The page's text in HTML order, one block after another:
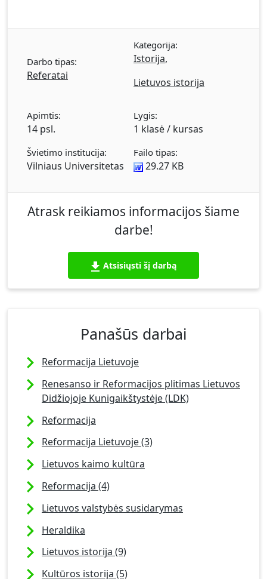
Darbo tipas:
Referatai
Kategorija:
Istorija,
Lietuvos istorija
Apimtis:
14 psl.
Lygis:
1 klasė / kursas
Švietimo institucija:
Vilniaus Universitetas
Failo tipas:
29.27 KB
Atrask reikiamos informacijos šiame
darbe!
Atsisiųsti šį darbą
Panašūs darbai
Reformacija Lietuvoje
Renesanso ir Reformacijos plitimas Lietuvos
Didžiojoje Kunigaikštystėje (LDK)
Reformacija
Reformacija Lietuvoje (3)
Lietuvos kaimo kultūra
Reformacija (4)
Lietuvos valstybės susidarymas
Heraldika
Lietuvos istorija (9)
Kultūros istorija (5)